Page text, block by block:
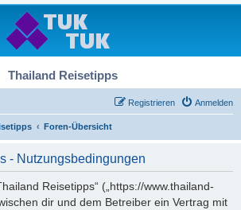
Thailand Reisetipps
Anmelden
Registrieren
Foren-Übersicht
- Nutzungsbedingungen
Reisetipps“ („https://www.thailand-
dir und dem Betreiber ein Vertrag mit